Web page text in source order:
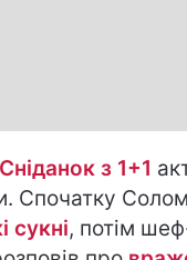
Сніданок з 1+1
Спочатку
сукні, потім